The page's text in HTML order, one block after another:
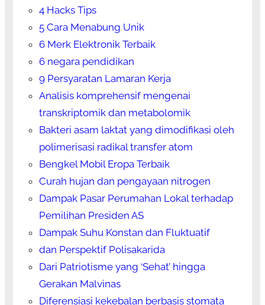
4 Hacks Tips
5 Cara Menabung Unik
6 Merk Elektronik Terbaik
6 negara pendidikan
9 Persyaratan Lamaran Kerja
Analisis komprehensif mengenai
transkriptomik dan metabolomik
Bakteri asam laktat yang dimodifikasi oleh
polimerisasi radikal transfer atom
Bengkel Mobil Eropa Terbaik
Curah hujan dan pengayaan nitrogen
Dampak Pasar Perumahan Lokal terhadap
Pemilihan Presiden AS
Dampak Suhu Konstan dan Fluktuatif
dan Perspektif Polisakarida
Dari Patriotisme yang ‘Sehat’ hingga
Gerakan Malvinas
Diferensiasi kekebalan berbasis stomata